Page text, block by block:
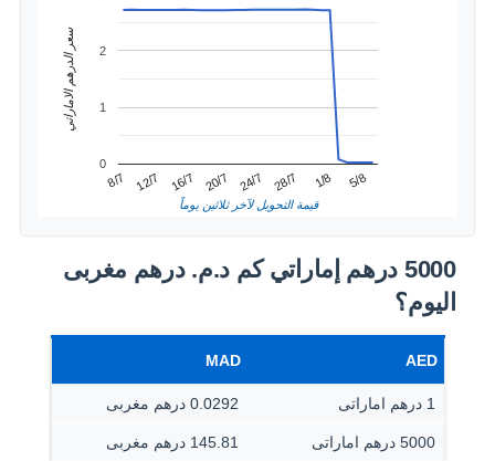
8/7 12/7 16/7 20/7 24/7 28/7 1/8 5/8
0
1
2
قيمة التحويل لآخر ثلاثين يوماً
سعر الدرهم الاماراتي
5000 درهم إماراتي كم د.م.‏ درهم مغربى
اليوم؟
AED
MAD
1 درهم اماراتى 0.0292 درهم مغربى
5000 درهم اماراتى 145.81 درهم مغربى